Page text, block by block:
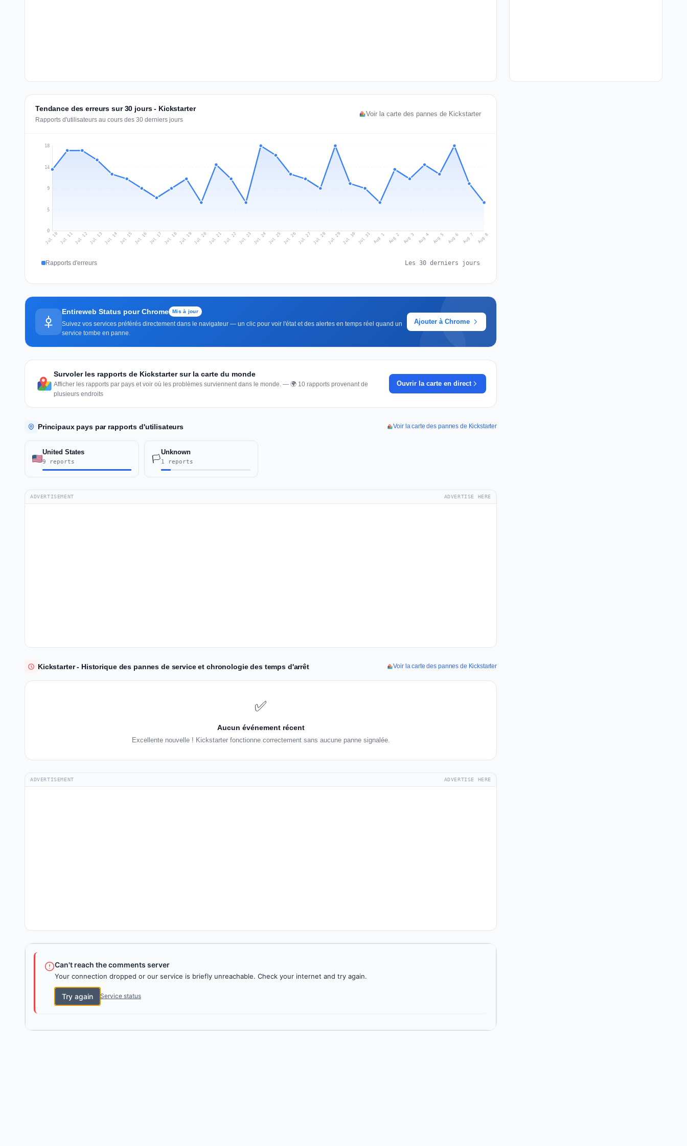
Tendance des erreurs sur 30 jours - Kickstarter
Rapports d'utilisateurs au cours des 30 derniers jours
Voir la carte des pannes de Kickstarter
0
5
9
14
18
Jul 10 Jul 11Jul 12Jul 13 Jul 14 Jul 15 Jul 16 Jul 17 Jul 18Jul 19 Jul 20 Jul 21Jul 22 Jul 23 Jul 24 Jul 25 Jul 26Jul 27 Jul 28Jul 29 Jul 30 Jul 31 Aug 1 Aug 2 Aug 3 Aug 4 Aug 5 Aug 6 Aug 7 Aug 8
Rapports d'erreurs Les 30 derniers jours
Entireweb Status pour Chrome Mis à jour
Suivez vos services préférés directement dans le navigateur — un clic pour voir l'état et des alertes en temps réel quand un
service tombe en panne.
Ajouter à Chrome
Survoler les rapports de Kickstarter sur la carte du monde
Afficher les rapports par pays et voir où les problèmes surviennent dans le monde. — 🌍 10 rapports provenant de
plusieurs endroits
Ouvrir la carte en direct
Principaux pays par rapports d'utilisateurs Voir la carte des pannes de Kickstarter
United States
9 reports 🏳️
Unknown
1 reports
ADVERTISEMENT ADVERTISE HERE
Kickstarter - Historique des pannes de service et chronologie des temps d'arrêt Voir la carte des pannes de Kickstarter
✅
Aucun événement récent
Excellente nouvelle ! Kickstarter fonctionne correctement sans aucune panne signalée.
ADVERTISEMENT ADVERTISE HERE
Can't reach the comments server
Your connection dropped or our service is briefly unreachable. Check your internet and try again.
Try again Service status